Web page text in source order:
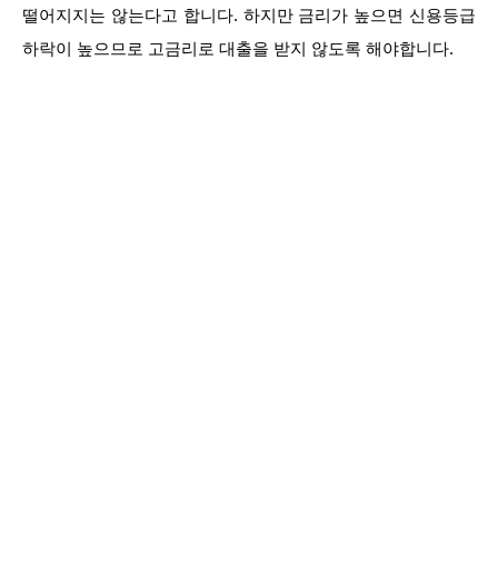
떨어지지는 않는다고 합니다. 하지만 금리가 높으면 신용등급
하락이 높으므로 고금리로 대출을 받지 않도록 해야합니다.